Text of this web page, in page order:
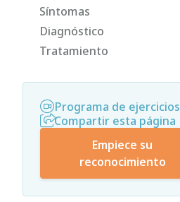
Síntomas
Diagnóstico
Tratamiento
Programa de ejercicios
Compartir esta página
Empiece su
reconocimiento